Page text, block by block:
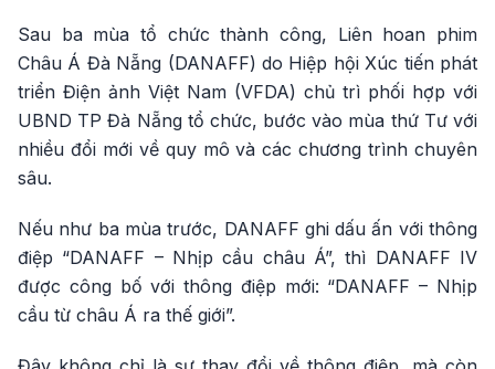
Sau ba mùa tổ chức thành công, Liên hoan phim
Châu Á Đà Nẵng (DANAFF) do Hiệp hội Xúc tiến phát
triển Điện ảnh Việt Nam (VFDA) chủ trì phối hợp với
UBND TP Đà Nẵng tổ chức, bước vào mùa thứ Tư với
nhiều đổi mới về quy mô và các chương trình chuyên
sâu.
Nếu như ba mùa trước, DANAFF ghi dấu ấn với thông
điệp “DANAFF – Nhịp cầu châu Á”, thì DANAFF IV
được công bố với thông điệp mới: “DANAFF – Nhịp
cầu từ châu Á ra thế giới”.